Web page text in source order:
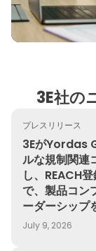
3E社の
プレスリリース
3EがYordas
ルな規制関連
し、REACH
で、製品コン
ーダーシップ
July 9, 2026
3EがYordas